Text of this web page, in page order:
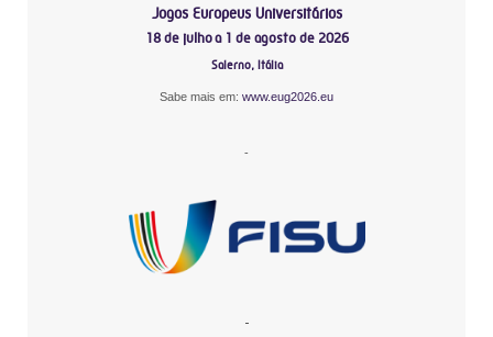
Jogos Europeus Universitários
18 de julho a 1 de agosto de 2026
Salerno, Itália
Sabe mais em: www.eug2026.eu
-
-